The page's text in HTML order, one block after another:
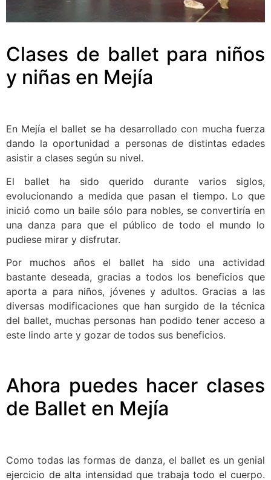
Clases de ballet para niños
y niñas en Mejía
En Mejía el ballet se ha desarrollado con mucha fuerza
dando la oportunidad a personas de distintas edades
asistir a clases según su nivel.
El ballet ha sido querido durante varios siglos,
evolucionando a medida que pasan el tiempo. Lo que
inició como un baile sólo para nobles, se convertiría en
una danza para que el público de todo el mundo lo
pudiese mirar y disfrutar.
Por muchos años el ballet ha sido una actividad
bastante deseada, gracias a todos los beneficios que
aporta a para niños, jóvenes y adultos. Gracias a las
diversas modificaciones que han surgido de la técnica
del ballet, muchas personas han podido tener acceso a
este lindo arte y gozar de todos sus beneficios.
Ahora puedes hacer clases
de Ballet en Mejía
Como todas las formas de danza, el ballet es un genial
ejercicio de alta intensidad que trabaja todo el cuerpo.